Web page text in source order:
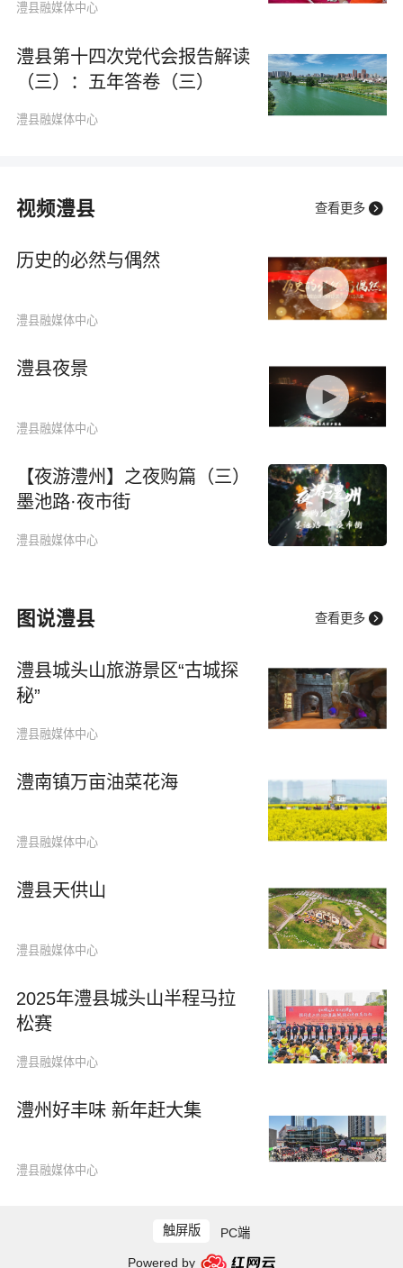
澧县融媒体中心
澧县第十四次党代会报告解读
（三）：五年答卷（三）
澧县融媒体中心
视频澧县 查看更多 
历史的必然与偶然
澧县融媒体中心
澧县夜景
澧县融媒体中心
【夜游澧州】之夜购篇（三）
墨池路·夜市街
澧县融媒体中心
图说澧县 查看更多 
澧县城头山旅游景区“古城探
秘”
澧县融媒体中心
澧南镇万亩油菜花海
澧县融媒体中心
澧县天供山
澧县融媒体中心
2025年澧县城头山半程马拉
松赛
澧县融媒体中心
澧州好丰味 新年赶大集
澧县融媒体中心
触屏版 PC端
Powered by